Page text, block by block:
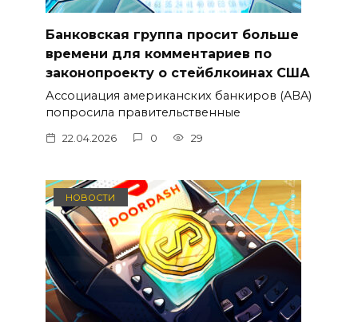
Банковская группа просит больше
времени для комментариев по
законопроекту о стейблкоинах США
Ассоциация американских банкиров (ABA)
попросила правительственные
22.04.2026 0 29
НОВОСТИ